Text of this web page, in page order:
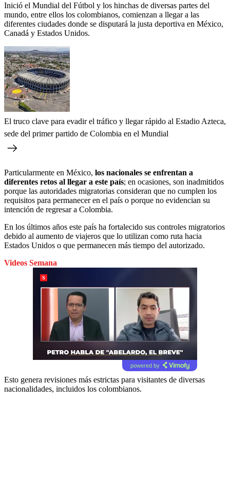
Inició el Mundial del Fútbol y los hinchas de diversas partes del
mundo, entre ellos los colombianos, comienzan a llegar a las
diferentes ciudades donde se disputará la justa deportiva en México,
Canadá y Estados Unidos.
El truco clave para evadir el tráfico y llegar rápido al Estadio Azteca,
sede del primer partido de Colombia en el Mundial
Particularmente en México, los nacionales se enfrentan a
diferentes retos al llegar a este país; en ocasiones, son inadmitidos
porque las autoridades migratorias consideran que no cumplen los
requisitos para permanecer en el país o porque no evidencian su
intención de regresar a Colombia.
En los últimos años este país ha fortalecido sus controles migratorios
debido al aumento de viajeros que lo utilizan como ruta hacia
Estados Unidos o que permanecen más tiempo del autorizado.
Videos Semana
powered by
Esto genera revisiones más estrictas para visitantes de diversas
nacionalidades, incluidos los colombianos.